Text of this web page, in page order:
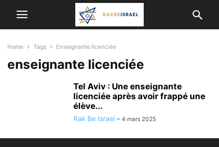
Home Tags Enseignante licenciée
enseignante licenciée
Tel Aviv : Une enseignante
licenciée après avoir frappé une
élève...
Rak Be Israel - 4 mars 2025